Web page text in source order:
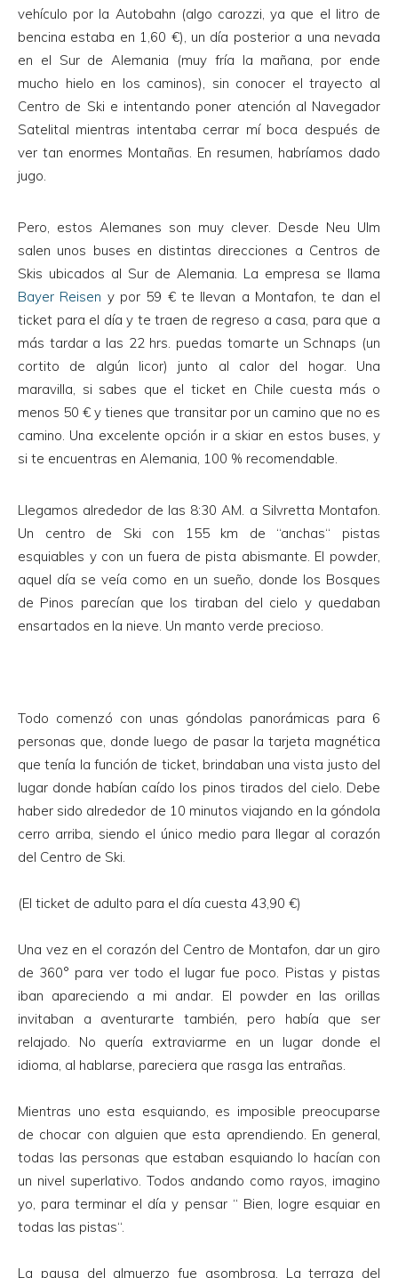
vehículo por la Autobahn (algo carozzi, ya que el litro de
bencina estaba en 1,60 €), un día posterior a una nevada
en el Sur de Alemania (muy fría la mañana, por ende
mucho hielo en los caminos), sin conocer el trayecto al
Centro de Ski e intentando poner atención al Navegador
Satelital mientras intentaba cerrar mí boca después de
ver tan enormes Montañas. En resumen, habríamos dado
jugo.
Pero, estos Alemanes son muy clever. Desde Neu Ulm
salen unos buses en distintas direcciones a Centros de
Skis ubicados al Sur de Alemania. La empresa se llama
Bayer Reisen y por 59 € te llevan a Montafon, te dan el
ticket para el día y te traen de regreso a casa, para que a
más tardar a las 22 hrs. puedas tomarte un Schnaps (un
cortito de algún licor) junto al calor del hogar. Una
maravilla, si sabes que el ticket en Chile cuesta más o
menos 50 € y tienes que transitar por un camino que no es
camino. Una excelente opción ir a skiar en estos buses, y
si te encuentras en Alemania, 100 % recomendable.
Llegamos alrededor de las 8:30 AM. a Silvretta Montafon.
Un centro de Ski con 155 km de “anchas“ pistas
esquiables y con un fuera de pista abismante. El powder,
aquel día se veía como en un sueño, donde los Bosques
de Pinos parecían que los tiraban del cielo y quedaban
ensartados en la nieve. Un manto verde precioso.
Todo comenzó con unas góndolas panorámicas para 6
personas que, donde luego de pasar la tarjeta magnética
que tenía la función de ticket, brindaban una vista justo del
lugar donde habían caído los pinos tirados del cielo. Debe
haber sido alrededor de 10 minutos viajando en la góndola
cerro arriba, siendo el único medio para llegar al corazón
del Centro de Ski.
(El ticket de adulto para el día cuesta 43,90 €)
Una vez en el corazón del Centro de Montafon, dar un giro
de 360° para ver todo el lugar fue poco. Pistas y pistas
iban apareciendo a mi andar. El powder en las orillas
invitaban a aventurarte también, pero había que ser
relajado. No quería extraviarme en un lugar donde el
idioma, al hablarse, pareciera que rasga las entrañas.
Mientras uno esta esquiando, es imposible preocuparse
de chocar con alguien que esta aprendiendo. En general,
todas las personas que estaban esquiando lo hacían con
un nivel superlativo. Todos andando como rayos, imagino
yo, para terminar el día y pensar “ Bien, logre esquiar en
todas las pistas“.
La pausa del almuerzo fue asombrosa. La terraza del